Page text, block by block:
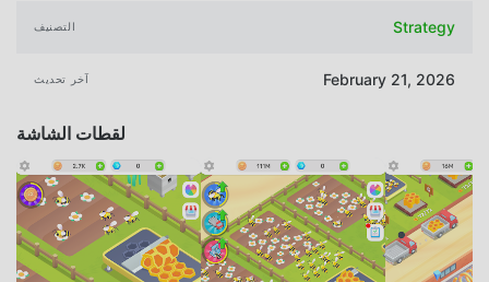
التصنيف Strategy
آخر تحديث February 21, 2026
لقطات الشاشة